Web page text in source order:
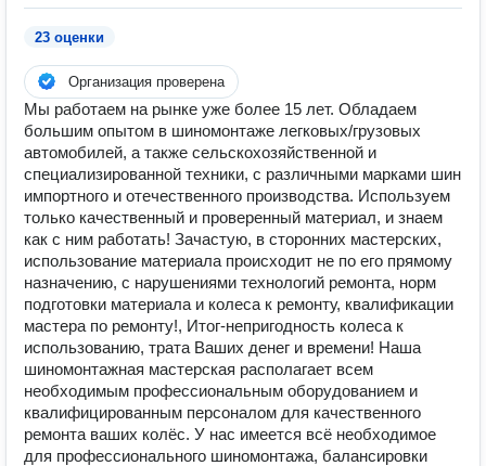
23 оценки
Организация проверена
Мы работаем на рынке уже более 15 лет. Обладаем
большим опытом в шиномонтаже легковых/грузовых
автомобилей, а также сельскохозяйственной и
специализированной техники, с различными марками шин
импортного и отечественного производства. Используем
только качественный и проверенный материал, и знаем
как с ним работать! Зачастую, в сторонних мастерских,
использование материала происходит не по его прямому
назначению, с нарушениями технологий ремонта, норм
подготовки материала и колеса к ремонту, квалификации
мастера по ремонту!, Итог-непригодность колеса к
использованию, трата Ваших денег и времени! Наша
шиномонтажная мастерская располагает всем
необходимым профессиональным оборудованием и
квалифицированным персоналом для качественного
ремонта ваших колёс. У нас имеется всё необходимое
для профессионального шиномонтажа, балансировки